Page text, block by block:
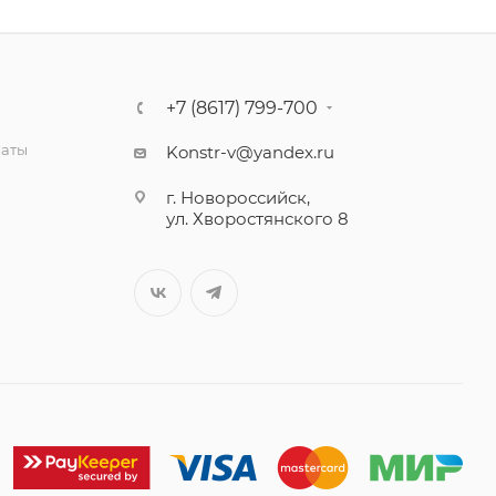
+7 (8617) 799-700
Konstr-v@yandex.ru
г. Новороссийск,
ул. Хворостянского 8